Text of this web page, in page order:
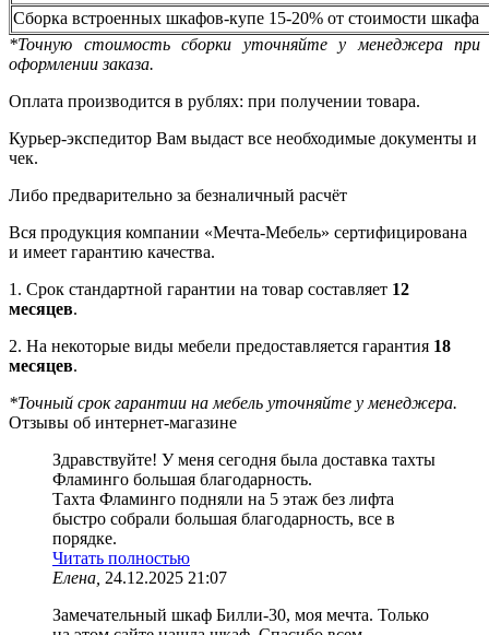
Сборка встроенных шкафов-купе 15-20% от стоимости шкафа
*Точную стоимость сборки уточняйте у менеджера при
оформлении заказа.
Оплата производится в рублях: при получении товара.
Курьер-экспедитор Вам выдаст все необходимые документы и
чек.
Либо предварительно за безналичный расчёт
Вся продукция компании «Мечта-Мебель» сертифицирована
и имеет гарантию качества.
1. Срок стандартной гарантии на товар составляет 12
месяцев.
2. На некоторые виды мебели предоставляется гарантия 18
месяцев.
*Точный срок гарантии на мебель уточняйте у менеджера.
Отзывы об интернет-магазине
Здравствуйте! У меня сегодня была доставка тахты
Фламинго большая благодарность.
Тахта Фламинго подняли на 5 этаж без лифта
быстро собрали большая благодарность, все в
порядке.
Читать полностью
Елена, 24.12.2025 21:07
Замечательный шкаф Билли-30, моя мечта. Только